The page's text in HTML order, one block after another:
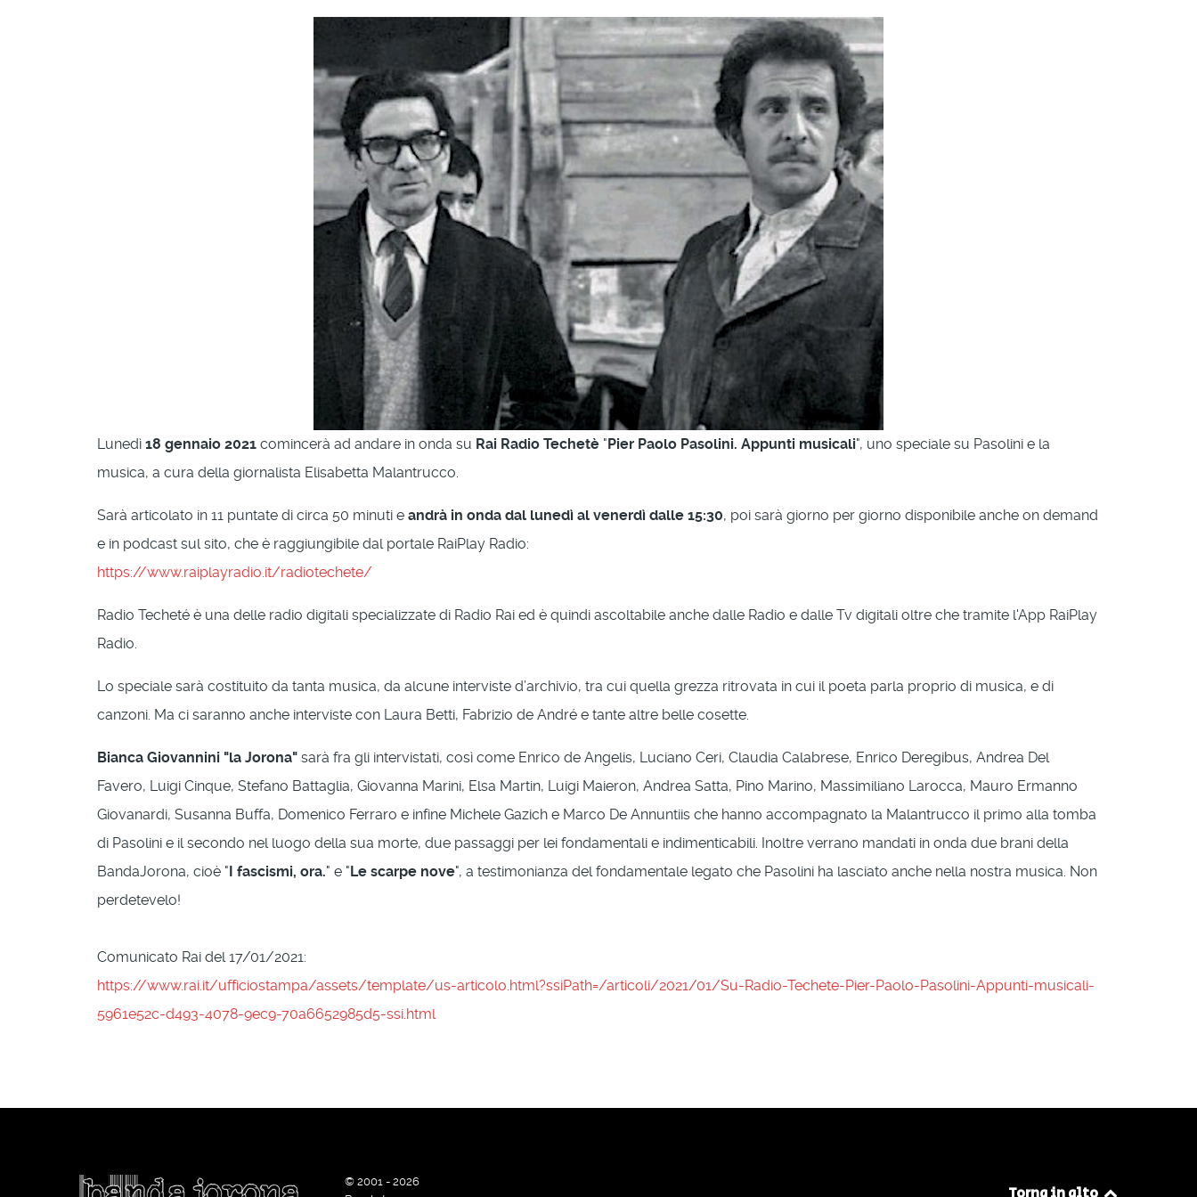
Lunedì 18 gennaio 2021 comincerà ad andare in onda su Rai Radio Techetè "Pier Paolo Pasolini. Appunti musicali", uno speciale su Pasolini e la
musica, a cura della giornalista Elisabetta Malantrucco.
Sarà articolato in 11 puntate di circa 50 minuti e andrà in onda dal lunedì al venerdì dalle 15:30, poi sarà giorno per giorno disponibile anche on demand
e in podcast sul sito, che è raggiungibile dal portale RaiPlay Radio:
https://www.raiplayradio.it/radiotechete/
Radio Techeté è una delle radio digitali specializzate di Radio Rai ed è quindi ascoltabile anche dalle Radio e dalle Tv digitali oltre che tramite l'App RaiPlay
Radio.
Lo speciale sarà costituito da tanta musica, da alcune interviste d’archivio, tra cui quella grezza ritrovata in cui il poeta parla proprio di musica, e di
canzoni. Ma ci saranno anche interviste con Laura Betti, Fabrizio de André e tante altre belle cosette.
Bianca Giovannini "la Jorona" sarà fra gli intervistati, così come Enrico de Angelis, Luciano Ceri, Claudia Calabrese, Enrico Deregibus, Andrea Del
Favero, Luigi Cinque, Stefano Battaglia, Giovanna Marini, Elsa Martin, Luigi Maieron, Andrea Satta, Pino Marino, Massimiliano Larocca, Mauro Ermanno
Giovanardi, Susanna Buffa, Domenico Ferraro e infine Michele Gazich e Marco De Annuntiis che hanno accompagnato la Malantrucco il primo alla tomba
di Pasolini e il secondo nel luogo della sua morte, due passaggi per lei fondamentali e indimenticabili. Inoltre verrano mandati in onda due brani della
BandaJorona, cioè "I fascismi, ora." e "Le scarpe nove", a testimonianza del fondamentale legato che Pasolini ha lasciato anche nella nostra musica. Non
perdetevelo!
Comunicato Rai del 17/01/2021:
https://www.rai.it/ufficiostampa/assets/template/us-articolo.html?ssiPath=/articoli/2021/01/Su-Radio-Techete-Pier-Paolo-Pasolini-Appunti-musicali-
5961e52c-d493-4078-9ec9-70a6652985d5-ssi.html
© 2001 - 2026